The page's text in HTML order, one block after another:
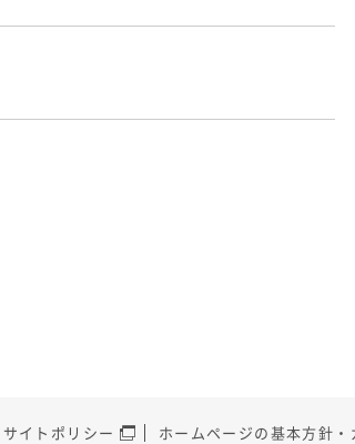
サイトポリシー ホームページの基本方針・